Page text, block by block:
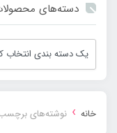
دسته‌های
خانه › نوشته‌های